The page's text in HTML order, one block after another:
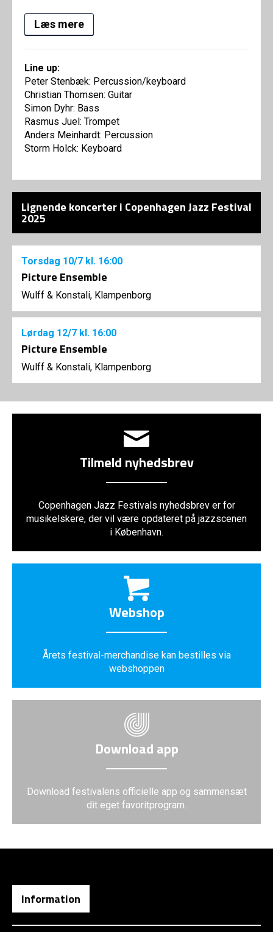
Læs mere
Line up:
Peter Stenbæk: Percussion/keyboard
Christian Thomsen: Guitar
Simon Dyhr: Bass
Rasmus Juel: Trompet
Anders Meinhardt: Percussion
Storm Holck: Keyboard
Lignende koncerter i Copenhagen Jazz Festival
2025
Torsdag 10/7 kl. 16:00
Picture Ensemble
Wulff & Konstali, Klampenborg
Lørdag 12/7 kl. 16:00
Picture Ensemble
Wulff & Konstali, Klampenborg
Tilmeld nyhedsbrev
Copenhagen Jazz Festivals nyhedsbrev er for
musikelskere, der vil være opdateret på jazzscenen
i København.
Webshop
Årets festival-merchandise kan bestilles via
webshoppen
Download app
Download festivalens officielle app og sammensæt
dit eget favoritprogram.
Information